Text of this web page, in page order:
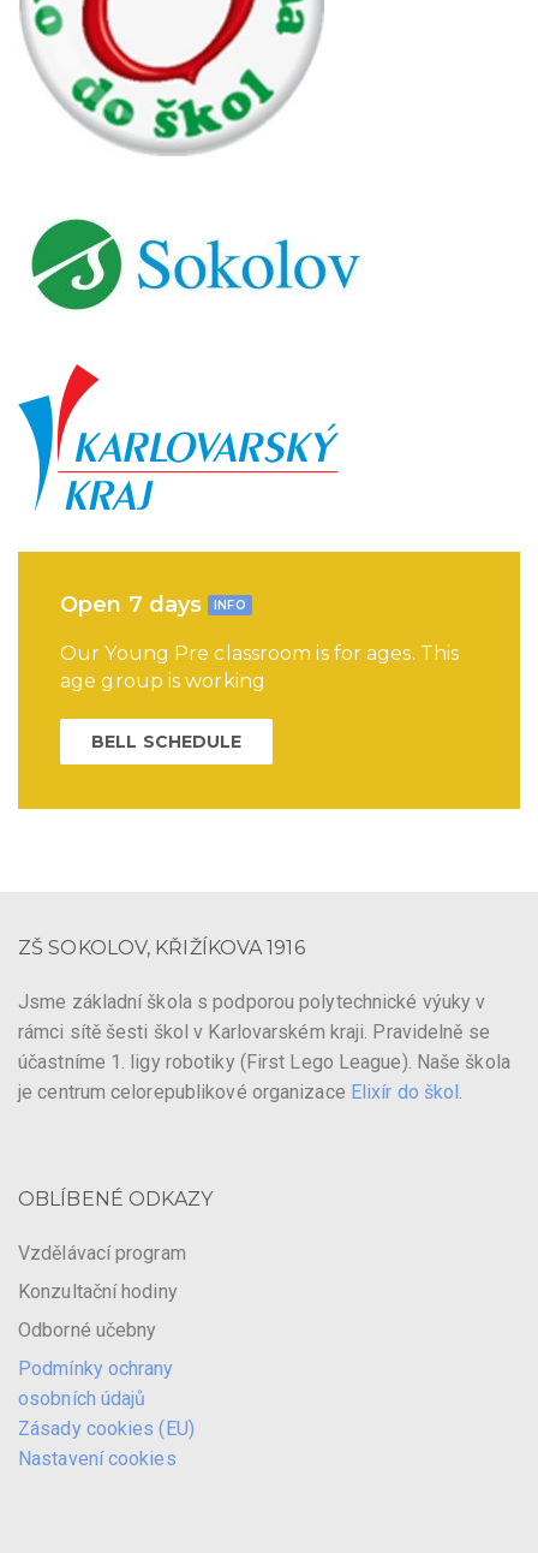
Open 7 days INFO
Our Young Pre classroom is for ages. This
age group is working
BELL SCHEDULE
ZŠ SOKOLOV, KŘIŽÍKOVA 1916
Jsme základní škola s podporou polytechnické výuky v
rámci sítě šesti škol v Karlovarském kraji. Pravidelně se
účastníme 1. ligy robotiky (First Lego League). Naše škola
je centrum celorepublikové organizace Elixír do škol.
OBLÍBENÉ ODKAZY
Vzdělávací program
Konzultační hodiny
Odborné učebny
Podmínky ochrany
osobních údajů
Zásady cookies (EU)
Nastavení cookies